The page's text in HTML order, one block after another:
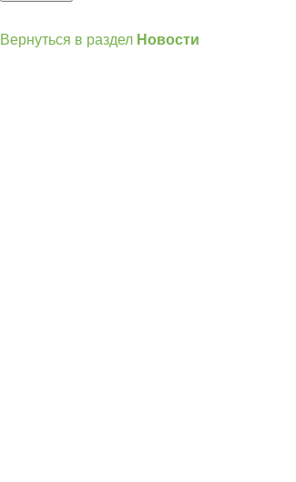
Вернуться в раздел Новости